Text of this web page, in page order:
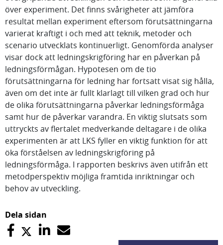
över experiment. Det finns svårigheter att jämföra
resultat mellan experiment eftersom förutsättningarna
varierat kraftigt i och med att teknik, metoder och
scenario utvecklats kontinuerligt. Genomförda analyser
visar dock att ledningskrigföring har en påverkan på
ledningsförmågan. Hypotesen om de tio
förutsättningarna för ledning har fortsatt visat sig hålla,
även om det inte är fullt klarlagt till vilken grad och hur
de olika förutsättningarna påverkar ledningsförmåga
samt hur de påverkar varandra. En viktig slutsats som
uttryckts av flertalet medverkande deltagare i de olika
experimenten är att LKS fyller en viktig funktion för att
öka förståelsen av ledningskrigföring på
ledningsförmåga. I rapporten beskrivs även utifrån ett
metodperspektiv möjliga framtida inriktningar och
behov av utveckling.
Dela sidan